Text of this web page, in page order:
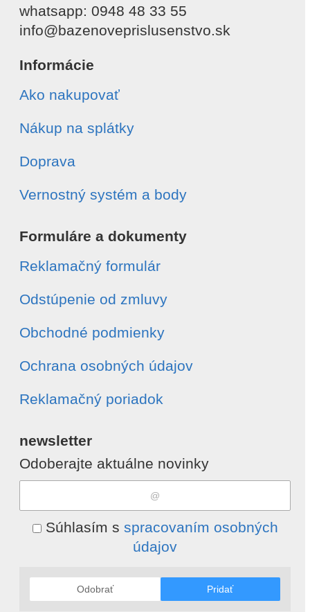
whatsapp: 0948 48 33 55
info@bazenoveprislusenstvo.sk
Informácie
Ako nakupovať
Nákup na splátky
Doprava
Vernostný systém a body
Formuláre a dokumenty
Reklamačný formulár
Odstúpenie od zmluvy
Obchodné podmienky
Ochrana osobných údajov
Reklamačný poriadok
newsletter
Odoberajte aktuálne novinky
Súhlasím s spracovaním osobných
údajov
Odobrať Pridať